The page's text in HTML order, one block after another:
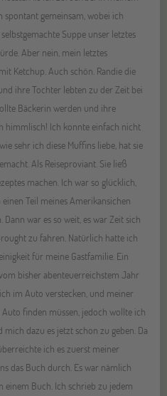
gemeinsam, wobei ich
Suppe unser letztes
Aber nein, mein letztes
Ketchup. Auch schön. Randie die
ihre Tochter lebten zu der Zeit bei
Bäckerin werden und ihre
himmlisch! Ich konnte einfach nicht
sehr ich diese Muffins liebe, hat sie
Als Reiseproviant. Sie ließ
machen. Ich war so glücklich,
Teil meines Amerikansichen
war es so weit, es war Zeit sich
zu fahren. Natürlich hatte ich
für meine Gastfamilie. Ein
bisher abenteuerreichstem Jahr
im Auto verstecken, und meiner
Auto finden müssen, jedoch wollte ich
dazu es jetzt schon zu geben. Da
ich es zuerst meiner
das Buch durch. Es war nämlich
einem Buch. Ich schrieb zu jedem